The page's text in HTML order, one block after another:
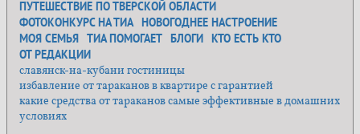
ПУТЕШЕСТВИЕ ПО ТВЕРСКОЙ ОБЛАСТИ
ФОТОКОНКУРС НА ТИА НОВОГОДНЕЕ НАСТРОЕНИЕ
МОЯ СЕМЬЯ ТИА ПОМОГАЕТ БЛОГИ КТО ЕСТЬ КТО
ОТ РЕДАКЦИИ
славянск-на-кубани гостиницы
избавление от тараканов в квартире с гарантией
какие средства от тараканов самые эффективные в домашних
условиях